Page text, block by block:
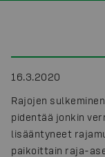
16.3.2020
Rajojen
pidentää jonkin
lisääntyneet
paikoittain raja-